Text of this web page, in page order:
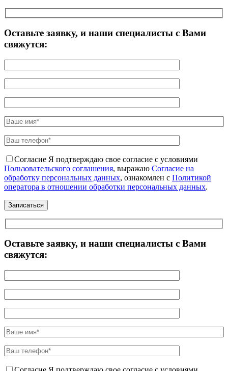
Оставьте заявку, и наши специалисты с Вами
свяжутся:
Согласие Я подтверждаю свое согласие с условиями
Пользовательского соглашения, выражаю Согласие на
обработку персональных данных, ознакомлен с Политикой
оператора в отношении обработки персональных данных.
Оставьте заявку, и наши специалисты с Вами
свяжутся: